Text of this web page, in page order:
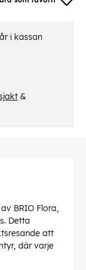
i kassan
&
BRIO Flora,
Detta
att
där varje